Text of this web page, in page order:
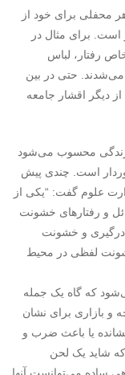
محفلی برای خود از
برای مثال در
رفتار، لباس
می‌شدند. حتی در بین
از دیگر اقشار جامعه
زندگی محسوب می‌شود
است. چندی پیش
علوم گفت: “یکی از
و رفتار‌های خشونت‌
درگیری و خشونت
لفظی در محیط
که گاه یک جمله
و بازاری برای نشان
یا باعث ضرب و
شاید یک لحن